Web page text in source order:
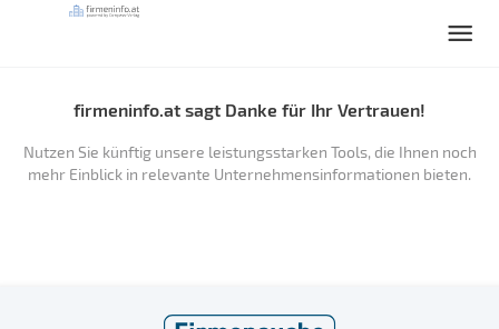
firmeninfo.at sagt Danke für Ihr Vertrauen!
Nutzen Sie künftig unsere leistungsstarken Tools, die Ihnen noch
mehr Einblick in relevante Unternehmensinformationen bieten.